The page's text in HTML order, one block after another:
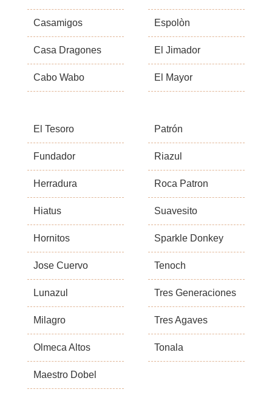
Casamigos
Casa Dragones
Cabo Wabo
Espolòn
El Jimador
El Mayor
El Tesoro
Fundador
Herradura
Hiatus
Hornitos
Jose Cuervo
Lunazul
Milagro
Olmeca Altos
Maestro Dobel
Patrón
Riazul
Roca Patron
Suavesito
Sparkle Donkey
Tenoch
Tres Generaciones
Tres Agaves
Tonala